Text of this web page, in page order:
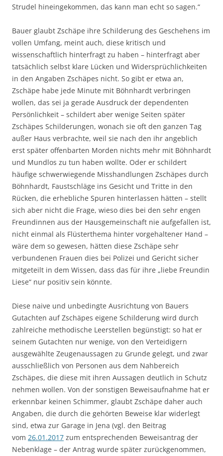
Strudel hineingekommen, das kann man echt so sagen.“
Bauer glaubt Zschäpe ihre Schilderung des Geschehens im
vollen Umfang, meint auch, diese kritisch und
wissenschaftlich hinterfragt zu haben – hinterfragt aber
tatsächlich selbst klare Lücken und Widersprüchlichkeiten
in den Angaben Zschäpes nicht. So gibt er etwa an,
Zschäpe habe jede Minute mit Böhnhardt verbringen
wollen, das sei ja gerade Ausdruck der dependenten
Persönlichkeit – schildert aber wenige Seiten später
Zschäpes Schilderungen, wonach sie oft den ganzen Tag
außer Haus verbrachte, weil sie nach den ihr angeblich
erst später offenbarten Morden nichts mehr mit Böhnhardt
und Mundlos zu tun haben wollte. Oder er schildert
häufige schwerwiegende Misshandlungen Zschäpes durch
Böhnhardt, Faustschläge ins Gesicht und Tritte in den
Rücken, die erhebliche Spuren hinterlassen hätten – stellt
sich aber nicht die Frage, wieso dies bei den sehr engen
Freundinnen aus der Hausgemeinschaft nie aufgefallen ist,
nicht einmal als Flüsterthema hinter vorgehaltener Hand –
wäre dem so gewesen, hätten diese Zschäpe sehr
verbundenen Frauen dies bei Polizei und Gericht sicher
mitgeteilt in dem Wissen, dass das für ihre „liebe Freundin
Liese“ nur positiv sein könnte.
Diese naive und unbedingte Ausrichtung von Bauers
Gutachten auf Zschäpes eigene Schilderung wird durch
zahlreiche methodische Leerstellen begünstigt: so hat er
seinem Gutachten nur wenige, von den Verteidigern
ausgewählte Zeugenaussagen zu Grunde gelegt, und zwar
ausschließlich von Personen aus dem Nahbereich
Zschäpes, die diese mit ihren Aussagen deutlich in Schutz
nehmen wollen. Von der sonstigen Beweisaufnahme hat er
erkennbar keinen Schimmer, glaubt Zschäpe daher auch
Angaben, die durch die gehörten Beweise klar widerlegt
sind, etwa zur Garage in Jena (vgl. den Beitrag
vom 26.01.2017 zum entsprechenden Beweisantrag der
Nebenklage – der Antrag wurde später zurückgenommen,